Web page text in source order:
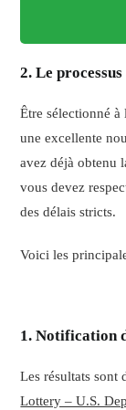
2. Le
Être sélectionné
une excellente
avez déjà obtenu
vous devez
des délais stricts.
Voici les
1. Notification
Les résultats sont
Lottery – U.S.